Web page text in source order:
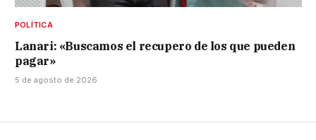
POLÍTICA
Lanari: «Buscamos el recupero de los que pueden
pagar»
5 de agosto de 2026